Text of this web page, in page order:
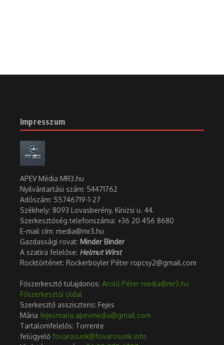
Impresszum
APEV Média MR3.hu
Nyilvántartási szám: 54471762
Adószám: 55746719-1-27
Székhely: 8093 Lovasberény, Kinizsi u. 44.
Szerkesztőség telefonszáma: +36 20 456 8680
E-mail cím: media@mr3.hu
Gazdassági rovat: Minder Binder
A szatira felelőse: Helmut Wirst
Rocktörténet: Rockerboyler Péter ropcsy2@gmail.com
Főszerkesztő tulajdonos: Arold Péter media@mr3.hu
Főszerkesztői oldal
Szerkesztő asszisztens: Fejes
Mária fejesmaria.apevmedia@gmail.com
Tartalomfelelős: Torrente
felügyelő fovarosunk@fovarosunk.info